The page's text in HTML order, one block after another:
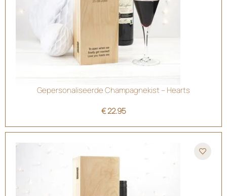
Gepersonaliseerde Champagnekist – Hearts
€22.95